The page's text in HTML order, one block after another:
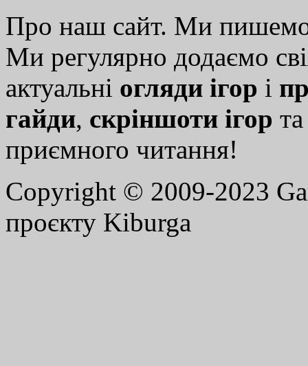
Про наш сайт. Ми
Ми регулярно додаємо
актуальні огляди ігор і
гайди, скріншоти ігор
приємного читання!
Copyright © 2009-2023
проєкту Kiburga